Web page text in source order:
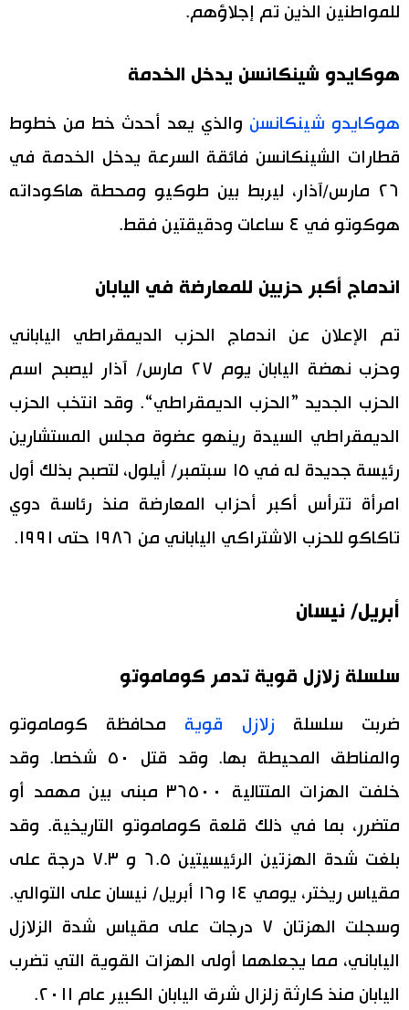
للمواطنين الذين تم إجلاؤهم.
هوكايدو شينكانسن يدخل الخدمة
هوكايدو شينكانسن والذي يعد أحدث خط من خطوط
قطارات الشينكانسن فائقة السرعة يدخل الخدمة في
٢٦ مارس/آذار، ليربط بين طوكيو ومحطة هاكوداته
هوكوتو في ٤ ساعات ودقيقتين فقط.
اندماج أكبر حزبين للمعارضة في اليابان
تم الإعلان عن اندماج الحزب الديمقراطي الياباني
وحزب نهضة اليابان يوم ٢٧ مارس/ آذار ليصبح اسم
الحزب الجديد ”الحزب الديمقراطي“. وقد انتخب الحزب
الديمقراطي السيدة رينهو عضوة مجلس المستشارين
رئيسة جديدة له في ١٥ سبتمبر/ أيلول، لتصبح بذلك أول
امرأة تترأس أكبر أحزاب المعارضة منذ رئاسة دوي
تاكاكو للحزب الاشتراكي الياباني من ١٩٨٦ حتى ١٩٩١.
أبريل/ نيسان
سلسلة زلازل قوية تدمر كوماموتو
ضربت سلسلة زلازل قوية محافظة كوماموتو
والمناطق المحيطة بها. وقد قتل ٥٠ شخصا. وقد
خلفت الهزات المتتالية ٣٦٥٠٠ مبنى بين مهمد أو
متضرر، بما في ذلك قلعة كوماموتو التاريخية. وقد
بلغت شدة الهزتين الرئيسيتين ٦.٥ و ٧.٣ درجة على
مقياس ريختر، يومي ١٤ و١٦ أبريل/ نيسان على التوالي.
وسجلت الهزتان ٧ درجات على مقياس شدة الزلازل
الياباني، مما يجعلهما أولى الهزات القوية التي تضرب
اليابان منذ كارثة زلزال شرق اليابان الكبير عام ٢٠١١.